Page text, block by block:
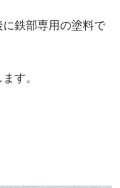
鉄部専用の塗料で
す。